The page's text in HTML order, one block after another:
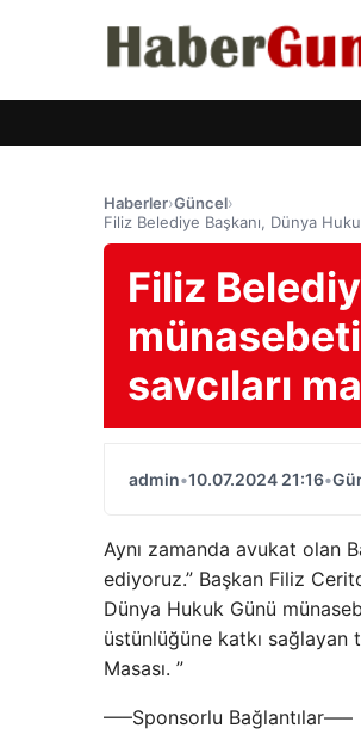
Haberler›Güncel›
Filiz Belediye Başkanı, Dünya
Filiz
savcıları
admin•10.07.2024 21:16•
Aynı zamanda avukat olan
ediyoruz.” Başkan Filiz
Dünya Hukuk Günü
üstünlüğüne katkı sağlayan
Masası. ”
—–Sponsorlu Bağlantılar—–